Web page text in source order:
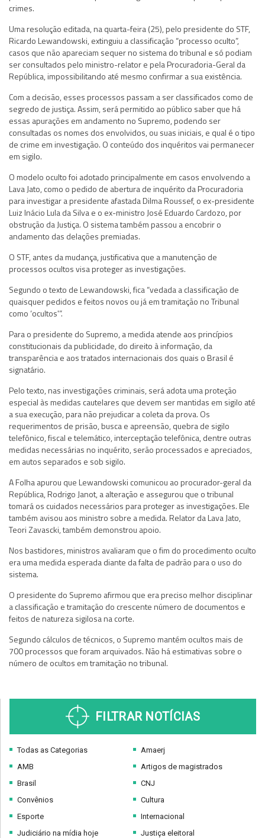
crimes.
Uma resolução editada, na quarta-feira (25), pelo presidente do STF,
Ricardo Lewandowski, extinguiu a classificação “processo oculto”,
casos que não apareciam sequer no sistema do tribunal e só podiam
ser consultados pelo ministro-relator e pela Procuradoria-Geral da
República, impossibilitando até mesmo confirmar a sua existência.
Com a decisão, esses processos passam a ser classificados como de
segredo de justiça. Assim, será permitido ao público saber que há
essas apurações em andamento no Supremo, podendo ser
consultadas os nomes dos envolvidos, ou suas iniciais, e qual é o tipo
de crime em investigação. O conteúdo dos inquéritos vai permanecer
em sigilo.
O modelo oculto foi adotado principalmente em casos envolvendo a
Lava Jato, como o pedido de abertura de inquérito da Procuradoria
para investigar a presidente afastada Dilma Roussef, o ex-presidente
Luiz Inácio Lula da Silva e o ex-ministro José Eduardo Cardozo, por
obstrução da Justiça. O sistema também passou a encobrir o
andamento das delações premiadas.
O STF, antes da mudança, justificativa que a manutenção de
processos ocultos visa proteger as investigações.
Segundo o texto de Lewandowski, fica “vedada a classificação de
quaisquer pedidos e feitos novos ou já em tramitação no Tribunal
como ‘ocultos'”.
Para o presidente do Supremo, a medida atende aos princípios
constitucionais da publicidade, do direito à informação, da
transparência e aos tratados internacionais dos quais o Brasil é
signatário.
Pelo texto, nas investigações criminais, será adota uma proteção
especial às medidas cautelares que devem ser mantidas em sigilo até
a sua execução, para não prejudicar a coleta da prova. Os
requerimentos de prisão, busca e apreensão, quebra de sigilo
telefônico, fiscal e telemático, interceptação telefônica, dentre outras
medidas necessárias no inquérito, serão processados e apreciados,
em autos separados e sob sigilo.
AFolhaapurou que Lewandowski comunicou ao procurador-geral da
República, Rodrigo Janot, a alteração e assegurou que o tribunal
tomará os cuidados necessários para proteger as investigações. Ele
também avisou aos ministro sobre a medida. Relator da Lava Jato,
Teori Zavascki, também demonstrou apoio.
Nos bastidores, ministros avaliaram que o fim do procedimento oculto
era uma medida esperada diante da falta de padrão para o uso do
sistema.
O presidente do Supremo afirmou que era preciso melhor disciplinar
a classificação e tramitação do crescente número de documentos e
feitos de natureza sigilosa na corte.
Segundo cálculos de técnicos, o Supremo mantém ocultos mais de
700 processos que foram arquivados. Não há estimativas sobre o
número de ocultos em tramitação no tribunal.
FILTRAR NOTÍCIAS
Todas as Categorias
AMB
Brasil
Convênios
Esporte
Judiciário na mídia hoje
Amaerj
Artigos de magistrados
CNJ
Cultura
Internacional
Justiça eleitoral